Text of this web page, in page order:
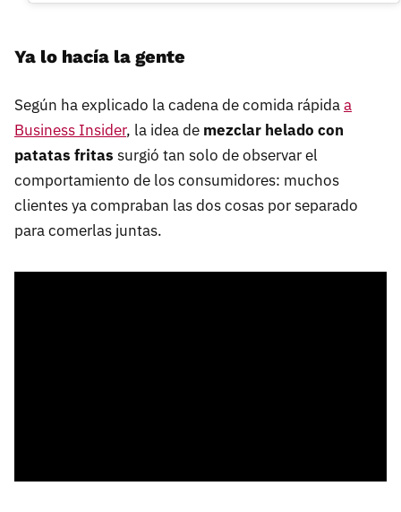
Ya lo hacía la gente
Según ha explicado la cadena de comida rápidaa
Business Insider, la idea de mezclar helado con
patatas fritas surgió tan solo de observar el
comportamiento de los consumidores: muchos
clientes ya compraban las dos cosas por separado
para comerlas juntas.